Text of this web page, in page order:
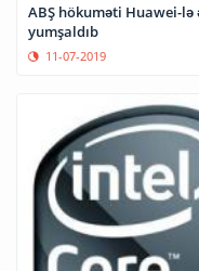
ABŞ hökuməti Huawei-lə
yumşaldıb
11-07-2019